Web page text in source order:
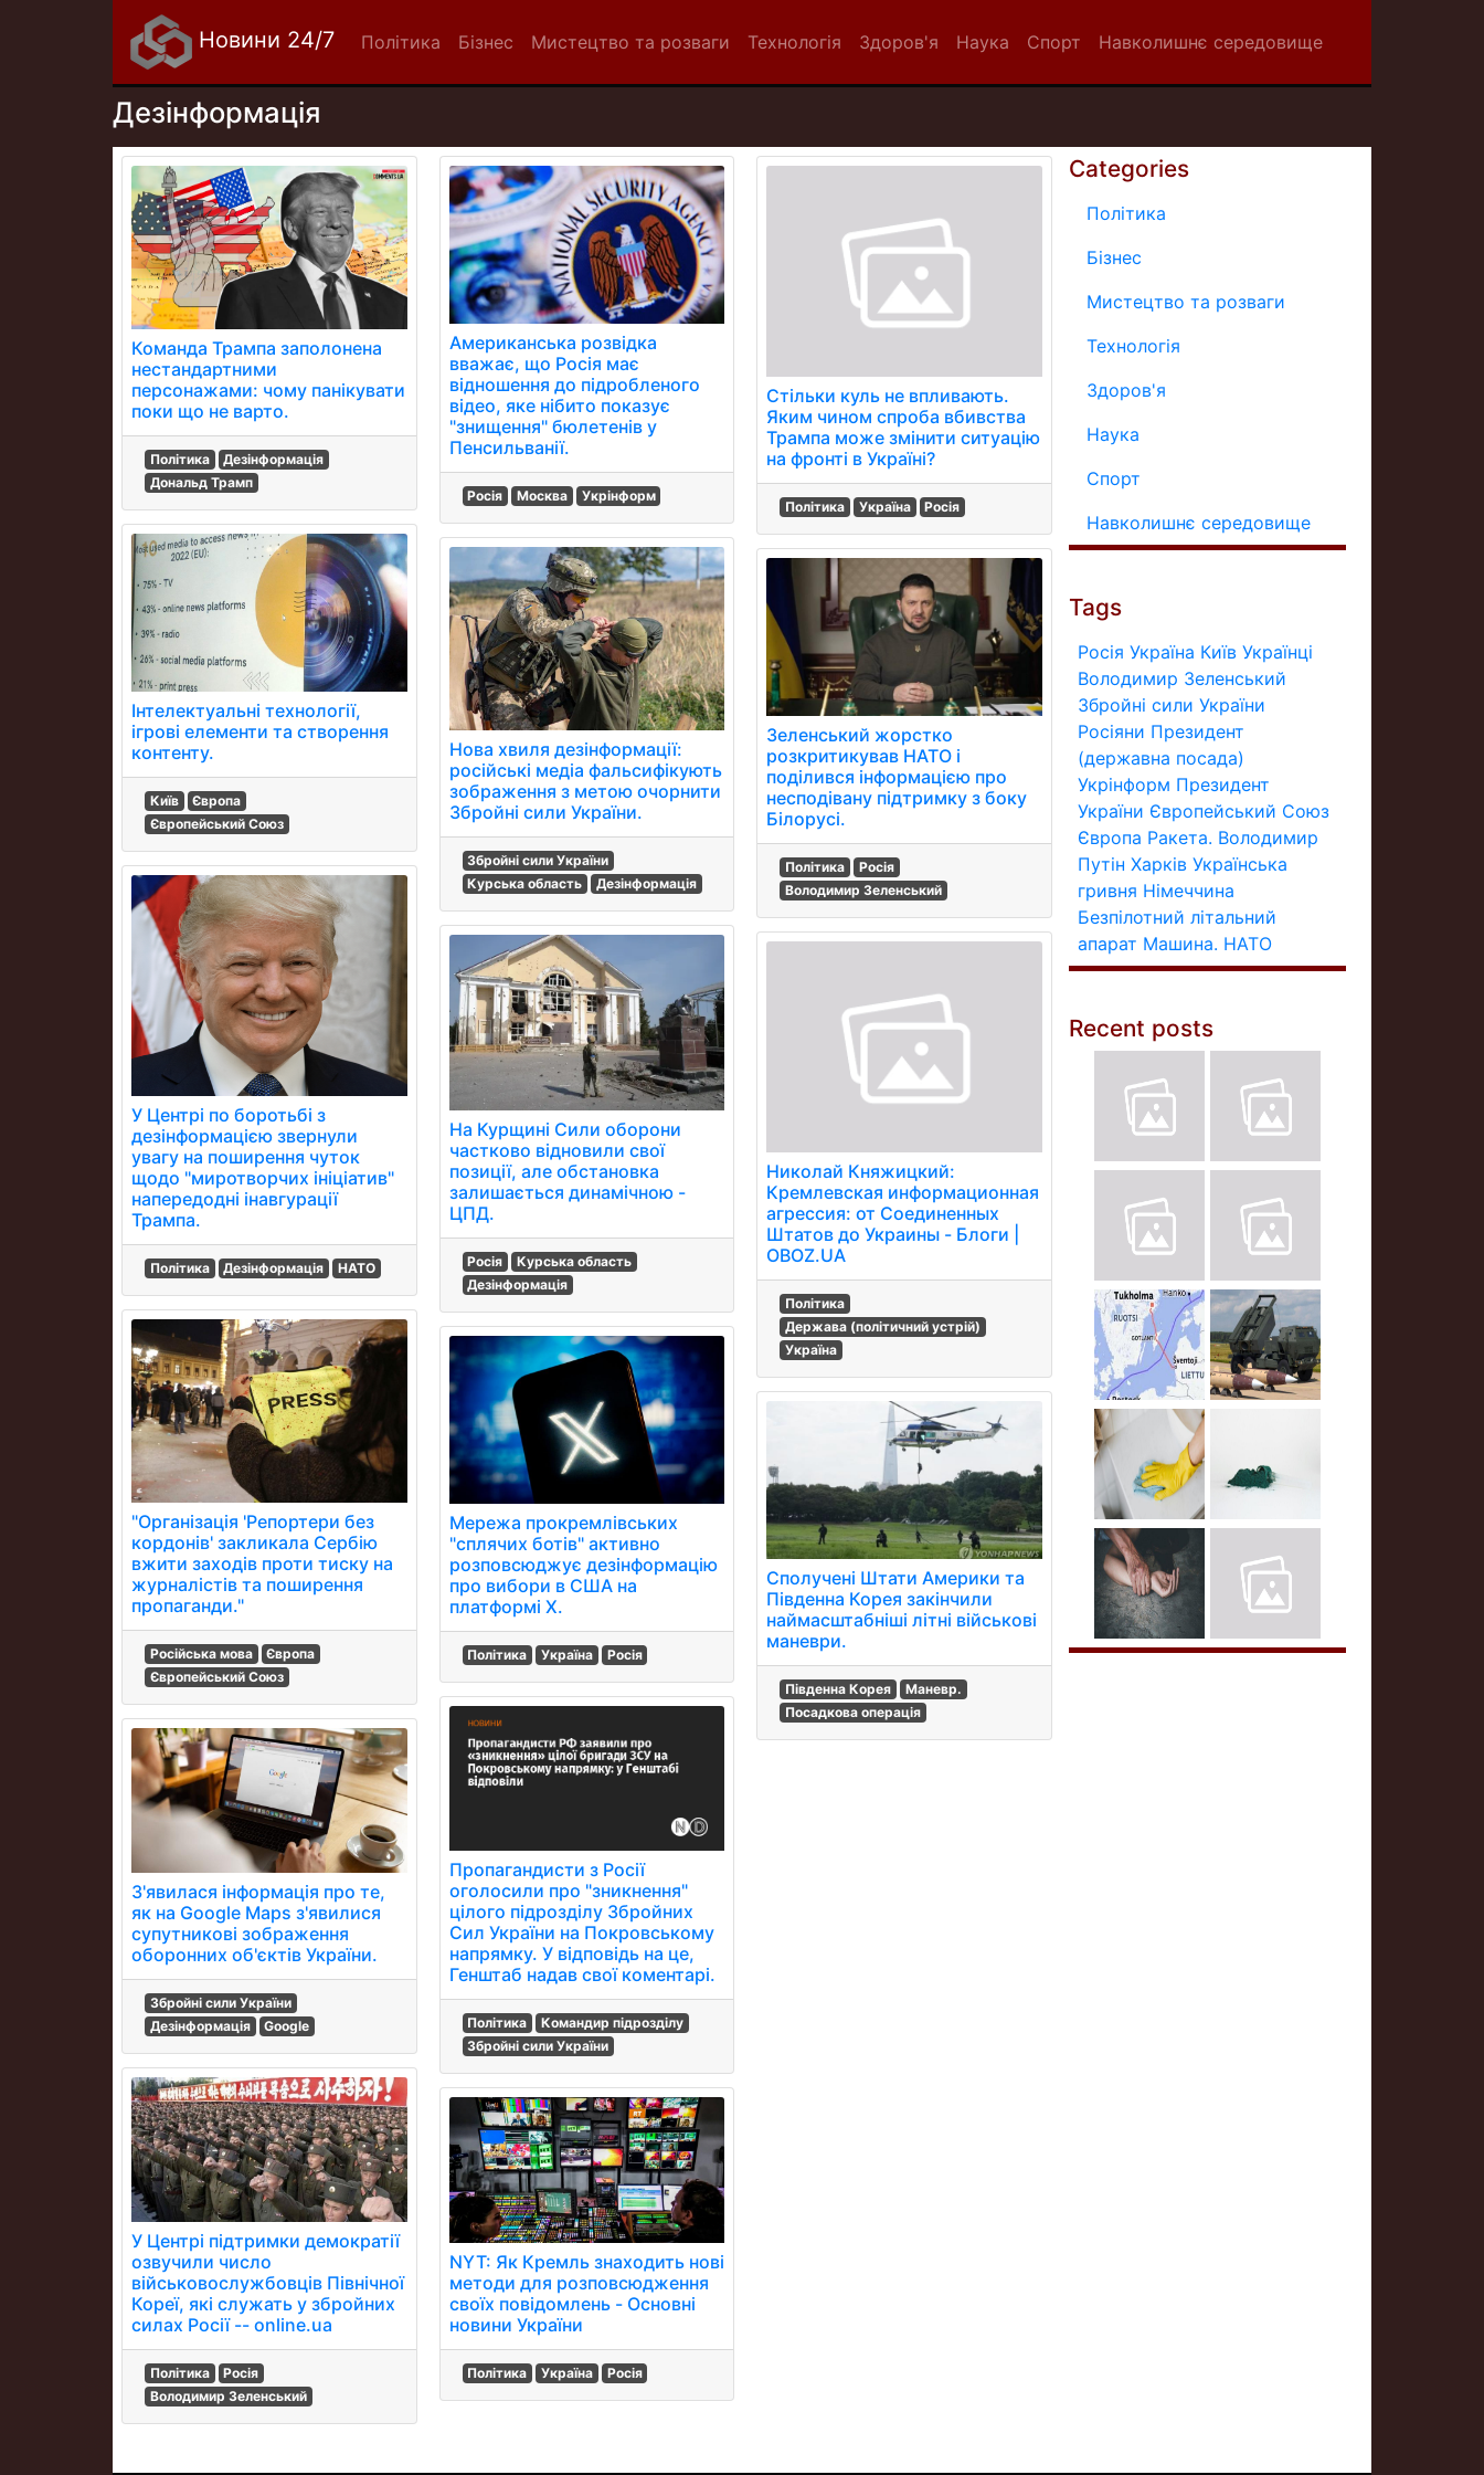
Новини 24/7 Політика Бізнес Мистецтво та розваги Технологія Здоров'я Наука Спорт Навколишнє середовище
Дезінформація
Команда Трампа заполонена
нестандартними
персонажами: чому панікувати
поки що не варто.
Політика
Дезінформація
Дональд Трамп
Інтелектуальні технології,
ігрові елементи та створення
контенту.
Київ
Європа
Європейський Союз
У Центрі по боротьбі з
дезінформацією звернули
увагу на поширення чуток
щодо "миротворчих ініціатив"
напередодні інавгурації
Трампа.
Політика Дезінформація НАТО
"Організація 'Репортери без
кордонів' закликала Сербію
вжити заходів проти тиску на
журналістів та поширення
пропаганди."
Російська мова
Європа
Європейський Союз
З'явилася інформація про те,
як на Google Maps з'явилися
супутникові зображення
оборонних об'єктів України.
Збройні сили України
Дезінформація
Google
У Центрі підтримки демократії
озвучили число
військовослужбовців Північної
Кореї, які служать у збройних
силах Росії -- online.ua
Політика
Росія
Володимир Зеленський
Американська розвідка
вважає, що Росія має
відношення до підробленого
відео, яке нібито показує
"знищення" бюлетенів у
Пенсильванії.
Росія Москва Укрінформ
Нова хвиля дезінформації:
російські медіа фальсифікують
зображення з метою очорнити
Збройні сили України.
Збройні сили України
Курська область
Дезінформація
На Курщині Сили оборони
частково відновили свої
позиції, але обстановка
залишається динамічною -
ЦПД.
Росія
Курська область
Дезінформація
Мережа прокремлівських
"сплячих ботів" активно
розповсюджує дезінформацію
про вибори в США на
платформі Х.
Політика Україна Росія
Пропагандисти з Росії
оголосили про "зникнення"
цілого підрозділу Збройних
Сил України на Покровському
напрямку. У відповідь на це,
Генштаб надав свої коментарі.
Політика
Командир підрозділу
Збройні сили України
NYT: Як Кремль знаходить нові
методи для розповсюдження
своїх повідомлень - Основні
новини України
Політика Україна Росія
Стільки куль не впливають.
Яким чином спроба вбивства
Трампа може змінити ситуацію
на фронті в Україні?
Політика Україна Росія
Зеленський жорстко
розкритикував НАТО і
поділився інформацією про
несподівану підтримку з боку
Білорусі.
Політика
Росія
Володимир Зеленський
Николай Княжицкий:
Кремлевская информационная
агрессия: от Соединенных
Штатов до Украины - Блоги |
OBOZ.UA
Політика
Держава (політичний устрій)
Україна
Сполучені Штати Америки та
Південна Корея закінчили
наймасштабніші літні військові
маневри.
Південна Корея
Маневр.
Посадкова операція
Categories
Політика
Бізнес
Мистецтво та розваги
Технологія
Здоров'я
Наука
Спорт
Навколишнє середовище
Tags
Росія Україна Київ Українці
Володимир Зеленський
Збройні сили України
Росіяни Президент
(державна посада)
Укрінформ Президент
України Європейський Союз
Європа Ракета. Володимир
Путін Харків Українська
гривня Німеччина
Безпілотний літальний
апарат Машина. НАТО
Recent posts